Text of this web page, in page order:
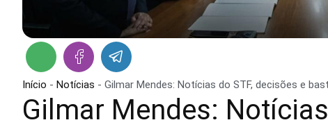
Início - Notícias - Gilmar Mendes: Notícias do STF, decisões e
Gilmar Mendes: